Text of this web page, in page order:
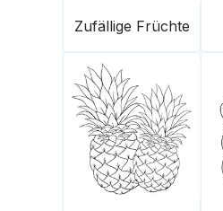
Zufällige Früchte